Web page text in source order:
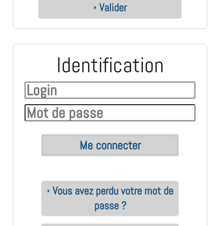
Valider
Identification
Vous avez perdu votre mot de
passe ?